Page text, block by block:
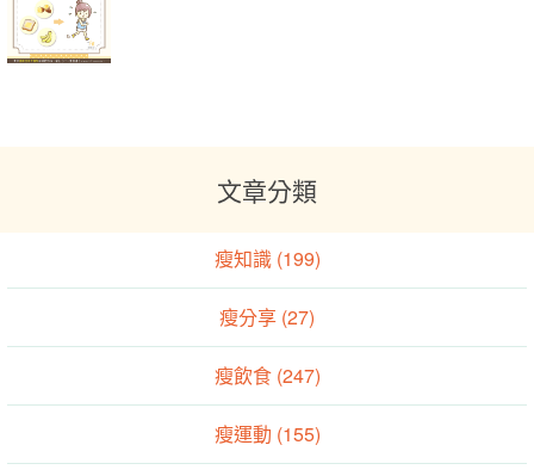
文章分類
瘦知識 (199)
瘦分享 (27)
瘦飲食 (247)
瘦運動 (155)